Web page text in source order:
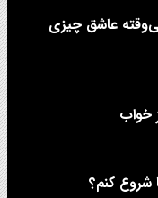
عاشق چیزی
خواب
شروع کنم؟